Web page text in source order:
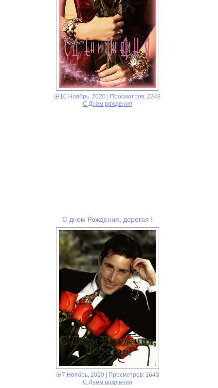
10 Ноябрь, 2020 | Просмотров: 2248
С Днем рождения
С днем Рождения, дорогая !
7 Ноябрь, 2020| Просмотров: 1643
С Днем рождения